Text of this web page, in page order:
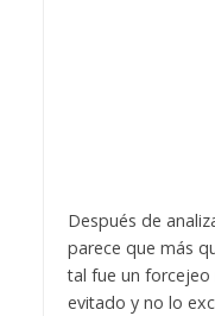
Después de
parece que más
tal fue un
evitado y no lo